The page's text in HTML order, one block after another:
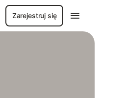
Zarejestruj się